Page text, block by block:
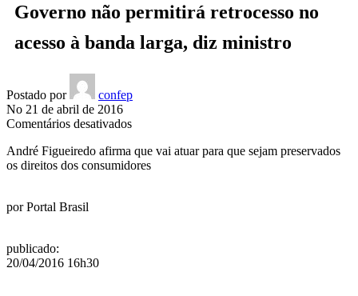
Governo não permitirá retrocesso no
acesso à banda larga, diz ministro
Postado por
confep
No 21 de abril de 2016
Comentários desativadosem
não
permitirá
André Figueiredo afirma que vai atuar para que sejam preservados
os direitos dos consumidores
porPortal Brasil
publicado:
20/04/2016 16h30